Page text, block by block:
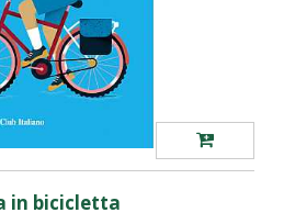
in bicicletta